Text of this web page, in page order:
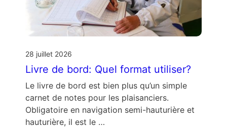
28 juillet 2026
Livre de bord: Quel format utiliser?
Le livre de bord est bien plus qu’un simple
carnet de notes pour les plaisanciers.
Obligatoire en navigation semi-hauturière et
hauturière, il est le …